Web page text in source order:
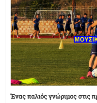
Ένας παλιός γνώριμος στις